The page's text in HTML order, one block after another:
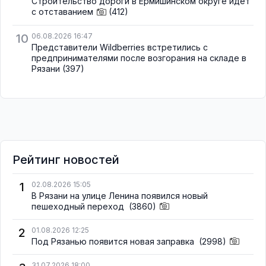
с отставанием
(412)
10 06.08.2026 16:47
Представители Wildberries встретились с
предпринимателями после возгорания на складе в
Рязани (397)
Рейтинг новостей
1
02.08.2026 15:05
В Рязани на улице Ленина появился новый
пешеходный переход (3860)
2 01.08.2026 12:25
Под Рязанью появится новая заправка (2998)